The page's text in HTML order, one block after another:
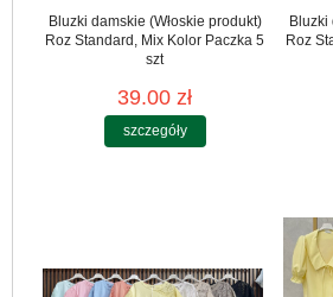
Bluzki damskie (Włoskie produkt)
Roz Standard, Mix Kolor Paczka 5
szt
39.00 zł
szczegóły
Bluzki
Roz